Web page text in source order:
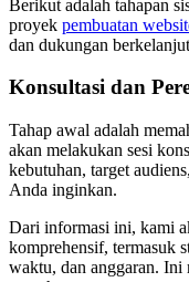
Berikut adalah tahapan
proyek pembuatan
dan dukungan
Konsultasi dan
Tahap awal adalah
akan melakukan sesi
kebutuhan, target
Anda inginkan.
Dari informasi ini, kami
komprehensif, termasuk
waktu, dan anggaran. Ini